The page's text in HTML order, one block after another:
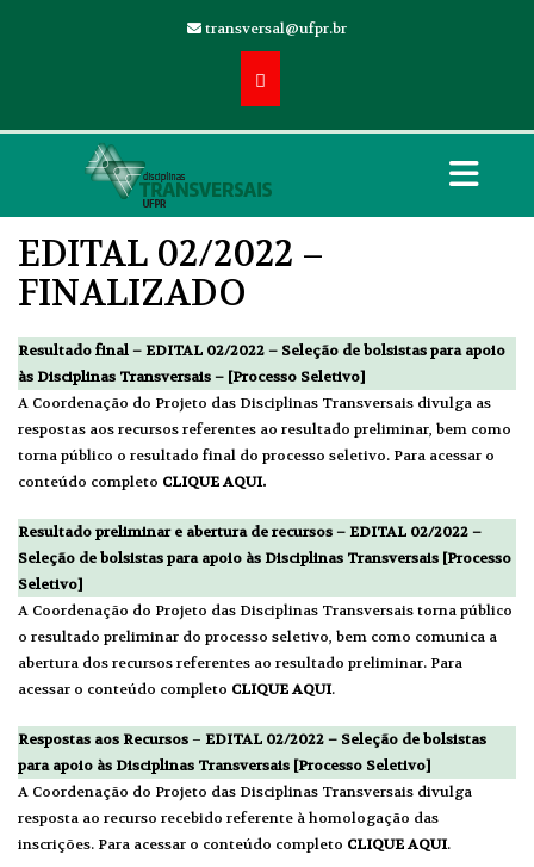
transversal@ufpr.br
EDITAL 02/2022 –
FINALIZADO
Resultado final – EDITAL 02/2022 – Seleção de bolsistas para apoio
às Disciplinas Transversais – [Processo Seletivo]
A Coordenação do Projeto das Disciplinas Transversais divulga as
respostas aos recursos referentes ao resultado preliminar, bem como
torna público o resultado final do processo seletivo. Para acessar o
conteúdo completo CLIQUE AQUI.
Resultado preliminar e abertura de recursos – EDITAL 02/2022 –
Seleção de bolsistas para apoio às Disciplinas Transversais [Processo
Seletivo]
A Coordenação do Projeto das Disciplinas Transversais torna público
o resultado preliminar do processo seletivo, bem como comunica a
abertura dos recursos referentes ao resultado preliminar. Para
acessar o conteúdo completo CLIQUE AQUI.
Respostas aos Recursos– EDITAL 02/2022 – Seleção de bolsistas
para apoio às Disciplinas Transversais [Processo Seletivo]
A Coordenação do Projeto das Disciplinas Transversais divulga
resposta ao recurso recebido referente à homologação das
inscrições. Para acessar o conteúdo completo CLIQUE AQUI.